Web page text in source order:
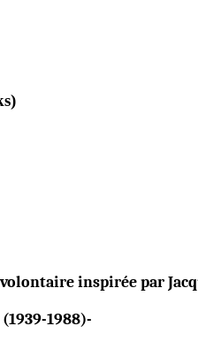
inspirée par
1988)-